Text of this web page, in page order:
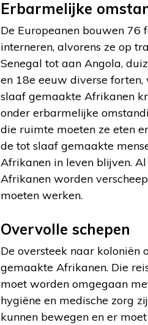
Erbarmelijke
De Europeanen bouwen 76
interneren, alvorens ze op
Senegal tot aan Angola,
en 18e eeuw diverse
slaaf gemaakte Afrikanen
onder erbarmelijke
die ruimte moeten ze eten
de tot slaaf gemaakte
Afrikanen in leven blijven.
Afrikanen worden
moeten werken.
Overvolle schepen
De oversteek naar koloniën
gemaakte Afrikanen. Die
moet worden omgegaan
hygiëne en medische zorg
kunnen bewegen en er